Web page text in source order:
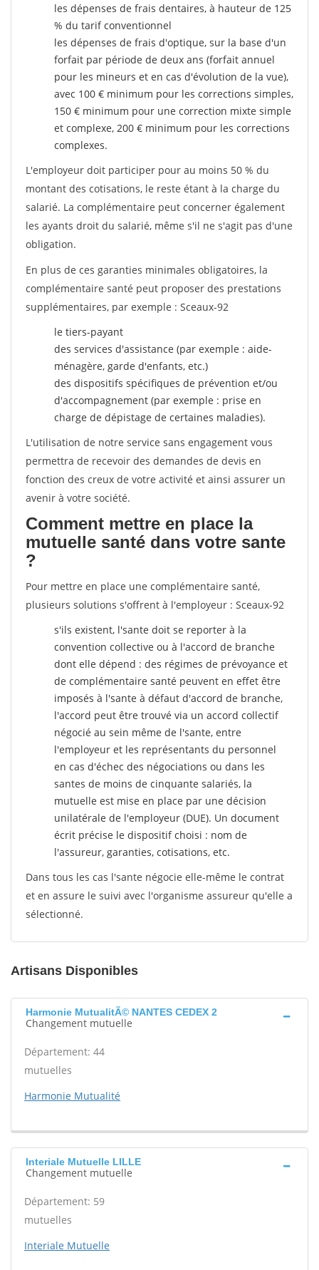
les dépenses de frais dentaires, à hauteur de 125
% du tarif conventionnel
les dépenses de frais d'optique, sur la base d'un
forfait par période de deux ans (forfait annuel
pour les mineurs et en cas d'évolution de la vue),
avec 100 € minimum pour les corrections simples,
150 € minimum pour une correction mixte simple
et complexe, 200 € minimum pour les corrections
complexes.
L'employeur doit participer pour au moins 50 % du
montant des cotisations, le reste étant à la charge du
salarié. La complémentaire peut concerner également
les ayants droit du salarié, même s'il ne s'agit pas d'une
obligation.
En plus de ces garanties minimales obligatoires, la
complémentaire santé peut proposer des prestations
supplémentaires, par exemple : Sceaux-92
le tiers-payant
des services d'assistance (par exemple : aide-
ménagère, garde d'enfants, etc.)
des dispositifs spécifiques de prévention et/ou
d'accompagnement (par exemple : prise en
charge de dépistage de certaines maladies).
L'utilisation de notre service sans engagement vous
permettra de recevoir des demandes de devis en
fonction des creux de votre activité et ainsi assurer un
avenir à votre société.
Comment mettre en place la
mutuelle santé dans votre sante
?
Pour mettre en place une complémentaire santé,
plusieurs solutions s'offrent à l'employeur : Sceaux-92
s'ils existent, l'sante doit se reporter à la
convention collective ou à l'accord de branche
dont elle dépend : des régimes de prévoyance et
de complémentaire santé peuvent en effet être
imposés à l'sante à défaut d'accord de branche,
l'accord peut être trouvé via un accord collectif
négocié au sein même de l'sante, entre
l'employeur et les représentants du personnel
en cas d'échec des négociations ou dans les
santes de moins de cinquante salariés, la
mutuelle est mise en place par une décision
unilatérale de l'employeur (DUE). Un document
écrit précise le dispositif choisi : nom de
l'assureur, garanties, cotisations, etc.
Dans tous les cas l'sante négocie elle-même le contrat
et en assure le suivi avec l'organisme assureur qu'elle a
sélectionné.
Artisans Disponibles
Harmonie MutualitÃ© NANTES CEDEX 2
Changement mutuelle
Département: 44
mutuelles
Harmonie Mutualité
Interiale Mutuelle LILLE
Changement mutuelle
Département: 59
mutuelles
Interiale Mutuelle